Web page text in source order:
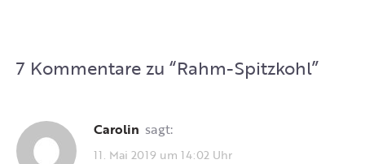
7 Kommentare zu “Rahm-Spitzkohl”
Carolin sagt:
11. Mai 2019 um 14:02 Uhr